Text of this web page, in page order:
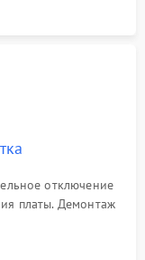
отключение
платы. Демонтаж
чипов.